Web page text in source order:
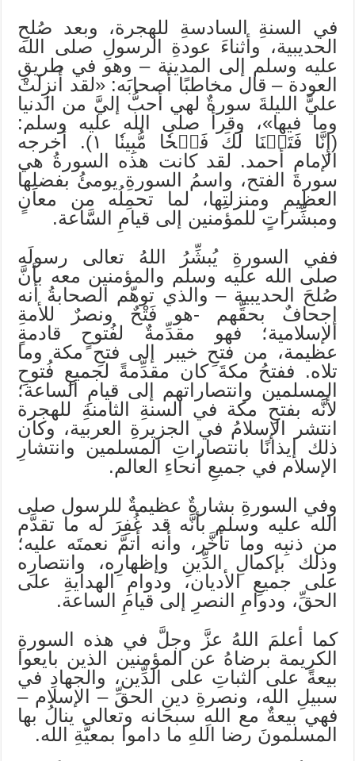
في السنةِ السادسةِ للهجرة، وبعد صُلحِ
الحديبية، وأثناءَ عودةِ الرسولِ صلى الله
عليه وسلم إلى المدينة – وهو في طريقِ
العودة – قال مخاطبًا أصحابَه: «لقد أُنزِلَتْ
عليَّ الليلةَ سورةٌ لهي أحبُّ إليَّ من الدنيا
وما فيها»، وقرأ صلى الله عليه وسلم:
(إِنَّا فَتَحۡنَا لَكَ فَتۡحٗا مُّبِينٗا ١). أخرجه
الإمام أحمد. لقد كانت هذه السورةُ هي
سورةَ الفتح، واسمُ السورةِ يومئُ بفضلِها
العظيمِ ومنزلتِها، لما تحمِلُه من معانٍ
ومبشِّراتٍ للمؤمنين إلى قيامِ السَّاعة.
ففي السورةِ يُبشِّرُ اللهُ تعالى رسولَه
صلى الله عليه وسلم والمؤمنين معه بأنَّ
صُلحَ الحديبية – والذي توهّم الصحابةُ أنه
إجحافٌ بحقِّهم -هو فَتْحٌ ونصرٌ للأمةِ
الإسلامية؛ فهو مقدِّمةٌ لفُتوحٍ قادمةٍ
عظيمة، من فتحِ خيبر إلى فتحِ مكة وما
تلاه. ففتحُ مكةَ كان مقدِّمةً لجميعِ فُتوحِ
المسلمين وانتصاراتهم إلى قيامِ الساعة؛
لأنَّه بفتحِ مكة في السنةِ الثامنةِ للهجرة
انتشر الإسلامُ في الجزيرةِ العربية، وكان
ذلك إيذانًا بانتصاراتِ المسلمين وانتشارِ
الإسلام في جميعِ أنحاءِ العالم.
وفي السورةِ بشارةٌ عظيمةٌ للرسول صلى
الله عليه وسلم بأنَّه قد غُفِرَ له ما تقدَّم
من ذنبِه وما تأخَّر، وأنه أتمَّ نعمتَه عليه؛
وذلك بإكمالِ الدِّينِ وإظهارِه، وانتصارِه
على جميعِ الأديان، ودوامِ الهدايةِ على
الحقِّ، ودوامِ النصرِ إلى قيامِ الساعة.
كما أعلمَ اللهُ عزَّ وجلَّ في هذه السورةِ
الكريمة برضاهُ عن المؤمنين الذين بايعوا
بيعةً على الثباتِ على الدِّين، والجهادِ في
سبيلِ الله، ونصرةِ دينِ الحقِّ – الإسلام –
فهي بيعةٌ مع اللهِ سبحانه وتعالى ينالُ بها
المسلمونَ رضا اللهِ ما داموا بمعيَّةِ الله.